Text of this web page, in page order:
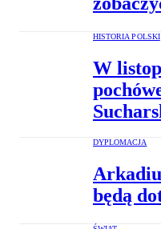
HISTORIA POLSKI
W
DYPLOMACJA
będą